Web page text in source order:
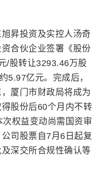
昇投资及实控人汤奇
合伙企业签署《股份
/股转让3293.46万股
5.97亿元。完成后，
厦门市财政局将成为
股份后60个月内不转
权益变动尚需国资审
司股票自7月6日起复
深交所合规性确认等